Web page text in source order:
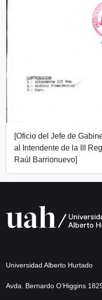
[Oficio del Jefe de
al Intendente de la III
Raúl Barrionuevo]
Universidad Alberto Hurtado
Avda. Bernardo O’Higgins